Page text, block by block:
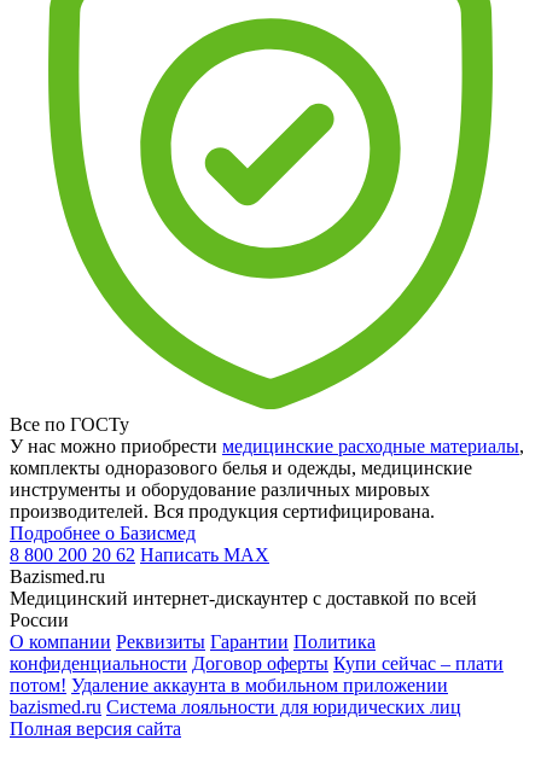
Все по ГОСТу
У нас можно приобрести медицинские расходные материалы,
комплекты одноразового белья и одежды, медицинские
инструменты и оборудование различных мировых
производителей. Вся продукция сертифицирована.
Подробнее о Базисмед
8 800 200 20 62 Написать MAX
Bazismed.ru
Медицинский интернет-дискаунтер с доставкой по всей
России
О компании Реквизиты Гарантии Политика
конфиденциальности Договор оферты Купи сейчас – плати
потом! Удаление аккаунта в мобильном приложении
bazismed.ru Система лояльности для юридических лиц
Полная версия сайта